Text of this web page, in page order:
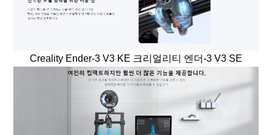
Creality Ender-3 V3 KE 크리얼리티 엔더-3 V3 SE